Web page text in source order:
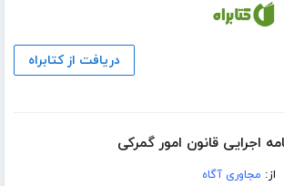
دریافت از کتابراه
اجرایی قانون امور گمرکی
از: مجاوری آگاه